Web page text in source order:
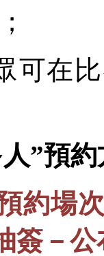
在比
”預
約場
簽－